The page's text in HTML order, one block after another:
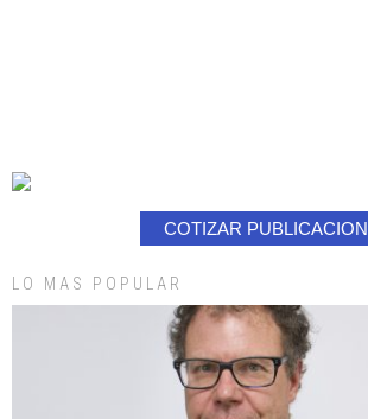
COTIZAR PUBLICACION
LO MAS POPULAR